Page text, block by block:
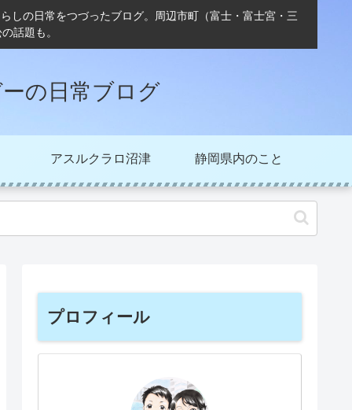
しの日常をつづったブログ。周辺市町（富士・富士宮・三
話題も。
の日常ブログ
アスルクラロ沼津 静岡県内のこと
プロフィール